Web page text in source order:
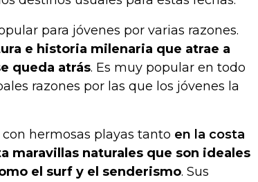
para jóvenes por varias razones.
e historia milenaria que atrae a
queda atrás. Es muy popular en todo
razones por las que los jóvenes la
hermosas playas tanto en la costa
maravillas naturales que son ideales
el surf y el senderismo. Sus